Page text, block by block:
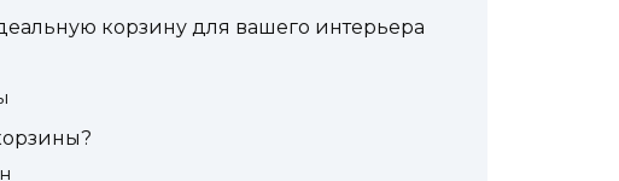
корзину для вашего интерьера